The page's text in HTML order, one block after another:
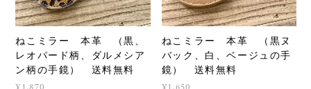
ねこミラー 本革 （黒、
レオパード柄、ダルメシア
ン柄の手鏡） 送料無料
ねこミラー 本革 （黒ヌ
バック、白、ベージュの手
鏡） 送料無料